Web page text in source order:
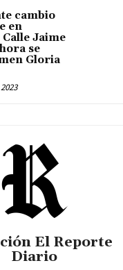
cambio
en
Jaime
se
Gloria
El Reporte
Diario